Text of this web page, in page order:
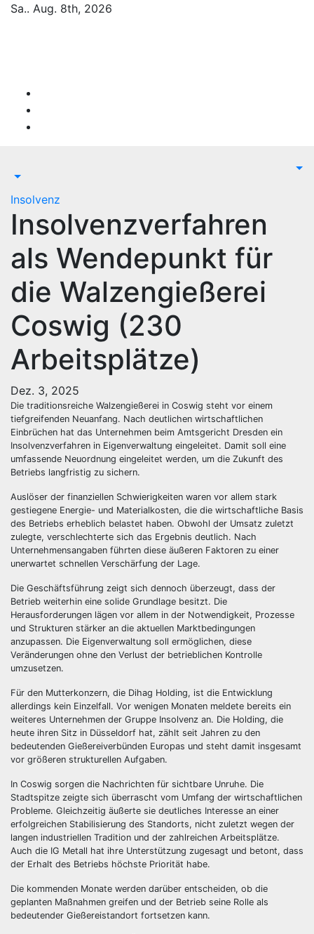
ZumSa.. Aug. 8th, 2026
Insolvenz
Insolvenzverfahren
als Wendepunkt für
die Walzengießerei
Coswig (230
Arbeitsplätze)
Dez. 3, 2025
Die traditionsreiche Walzengießerei in Coswig steht vor einem
tiefgreifenden Neuanfang. Nach deutlichen wirtschaftlichen
Einbrüchen hat das Unternehmen beim Amtsgericht Dresden ein
Insolvenzverfahren in Eigenverwaltung eingeleitet. Damit soll eine
umfassende Neuordnung eingeleitet werden, um die Zukunft des
Betriebs langfristig zu sichern.
Auslöser der finanziellen Schwierigkeiten waren vor allem stark
gestiegene Energie- und Materialkosten, die die wirtschaftliche Basis
des Betriebs erheblich belastet haben. Obwohl der Umsatz zuletzt
zulegte, verschlechterte sich das Ergebnis deutlich. Nach
Unternehmensangaben führten diese äußeren Faktoren zu einer
unerwartet schnellen Verschärfung der Lage.
Die Geschäftsführung zeigt sich dennoch überzeugt, dass der
Betrieb weiterhin eine solide Grundlage besitzt. Die
Herausforderungen lägen vor allem in der Notwendigkeit, Prozesse
und Strukturen stärker an die aktuellen Marktbedingungen
anzupassen. Die Eigenverwaltung soll ermöglichen, diese
Veränderungen ohne den Verlust der betrieblichen Kontrolle
umzusetzen.
Für den Mutterkonzern, die Dihag Holding, ist die Entwicklung
allerdings kein Einzelfall. Vor wenigen Monaten meldete bereits ein
weiteres Unternehmen der Gruppe Insolvenz an. Die Holding, die
heute ihren Sitz in Düsseldorf hat, zählt seit Jahren zu den
bedeutenden Gießereiverbünden Europas und steht damit insgesamt
vor größeren strukturellen Aufgaben.
In Coswig sorgen die Nachrichten für sichtbare Unruhe. Die
Stadtspitze zeigte sich überrascht vom Umfang der wirtschaftlichen
Probleme. Gleichzeitig äußerte sie deutliches Interesse an einer
erfolgreichen Stabilisierung des Standorts, nicht zuletzt wegen der
langen industriellen Tradition und der zahlreichen Arbeitsplätze.
Auch die IG Metall hat ihre Unterstützung zugesagt und betont, dass
der Erhalt des Betriebs höchste Priorität habe.
Die kommenden Monate werden darüber entscheiden, ob die
geplanten Maßnahmen greifen und der Betrieb seine Rolle als
bedeutender Gießereistandort fortsetzen kann.